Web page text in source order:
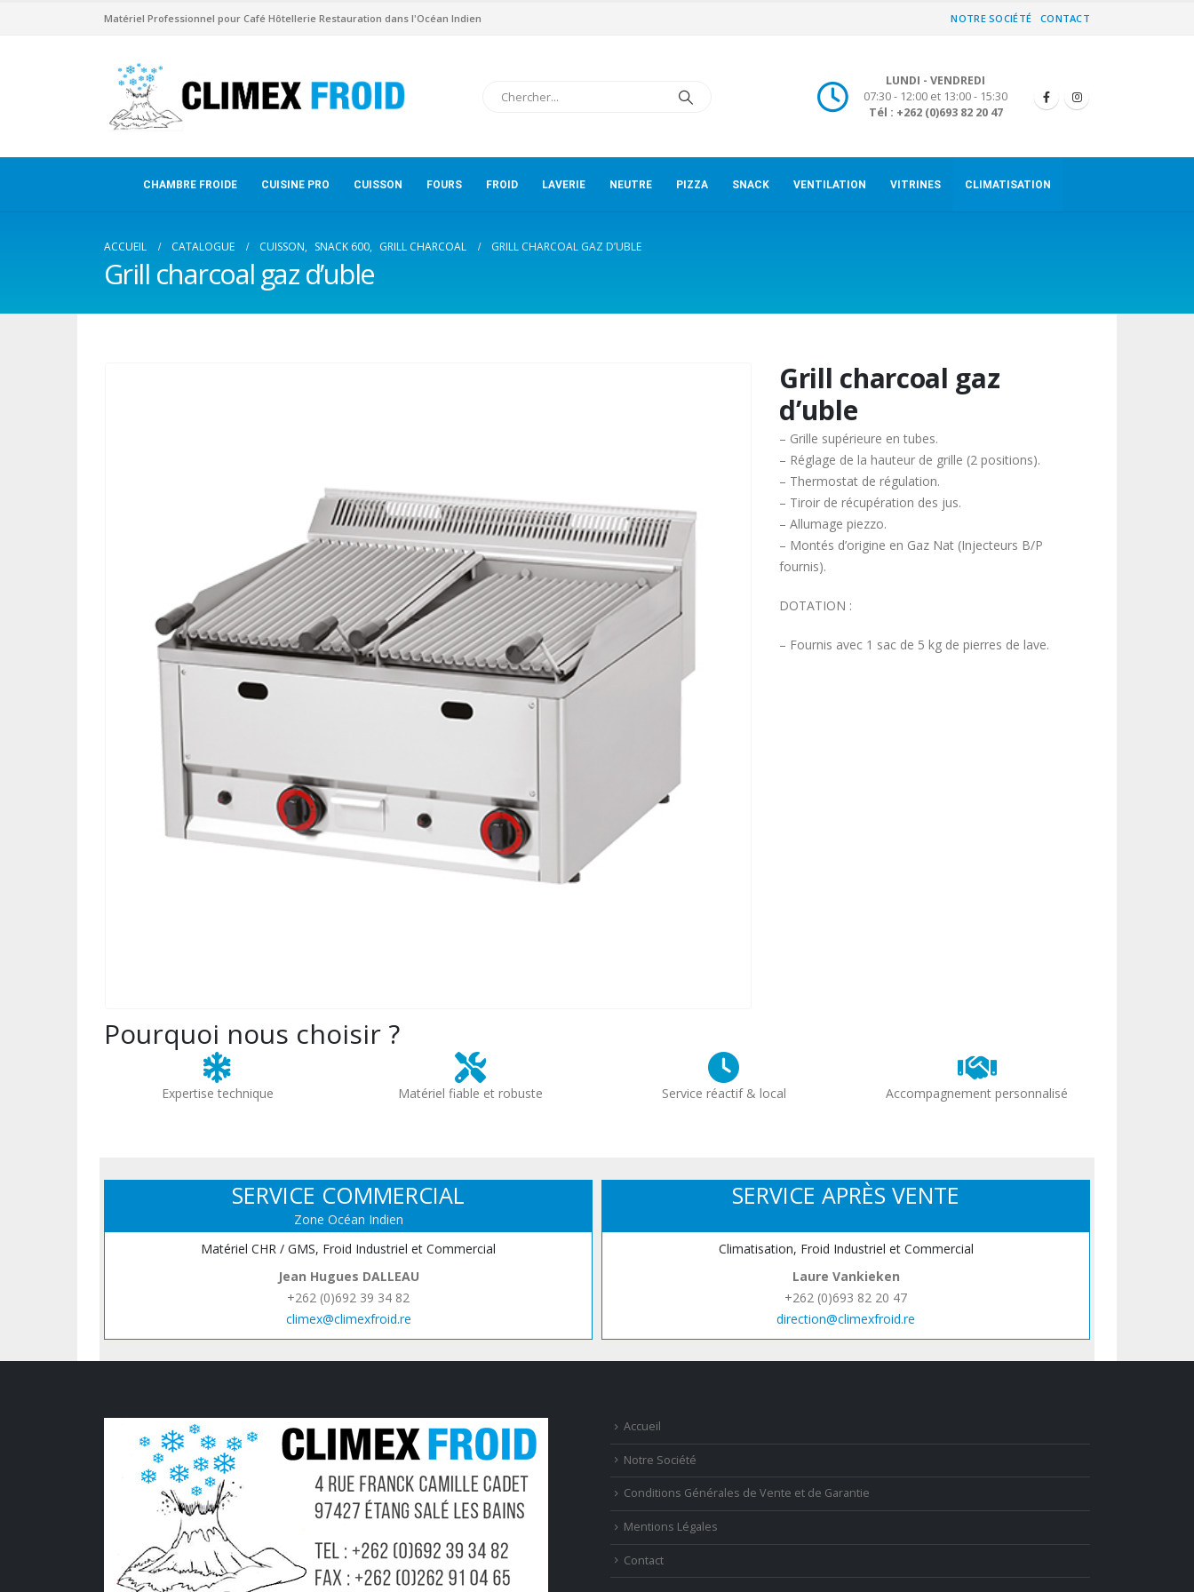
Matériel Professionnel pour Café Hôtellerie Restauration dans l'Océan Indien NOTRE SOCIÉTÉ CONTACT
LUNDI - VENDREDI
07:30 - 12:00 et 13:00 - 15:30
Tél : +262 (0)693 82 20 47
CHAMBRE FROIDE CUISINE PRO CUISSON FOURS FROID LAVERIE NEUTRE PIZZA SNACK VENTILATION VITRINES CLIMATISATION
ACCUEIL CATALOGUE CUISSON, SNACK 600, GRILL CHARCOAL GRILL CHARCOAL GAZ D’UBLE
Grill charcoal gaz d’uble
Grill charcoal gaz
d’uble
– Grille supérieure en tubes.
– Réglage de la hauteur de grille (2 positions).
– Thermostat de régulation.
– Tiroir de récupération des jus.
– Allumage piezzo.
– Montés d’origine en Gaz Nat (Injecteurs B/P
fournis).
DOTATION :
– Fournis avec 1 sac de 5 kg de pierres de lave.
Pourquoi nous choisir ?
Expertise technique Matériel fiable et robuste Service réactif & local Accompagnement personnalisé
SERVICE COMMERCIAL
Zone Océan Indien
Matériel CHR / GMS, Froid Industriel et Commercial
Jean Hugues DALLEAU
+262 (0)692 39 34 82
climex@climexfroid.re
SERVICE APRÈS VENTE
Climatisation, Froid Industriel et Commercial
Laure Vankieken
+262 (0)693 82 20 47
direction@climexfroid.re
Accueil
Notre Société
Conditions Générales de Vente et de Garantie
Mentions Légales
Contact